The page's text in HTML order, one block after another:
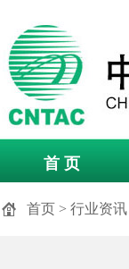
首 页
首页 > 行业资讯